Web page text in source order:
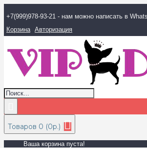
+7(999)978-93-21 - нам можно написать в
Корзина Авторизация
Товаров 0 (0р.)
Ваша корзина пуста!